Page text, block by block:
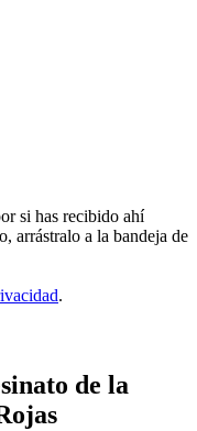
si has recibido ahí
arrástralo a la bandeja de
.
de la